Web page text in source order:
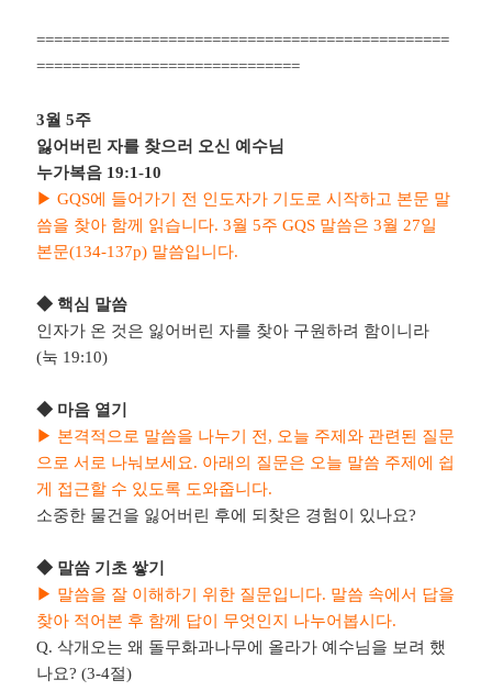
===============================================
==============================
3월5주
잃어버린 자를 찾으러 오신 예수님
누가복음 19:1-10
▶GQS에 들어가기 전 인도자가 기도로 시작하고 본문 말
씀을 찾아 함께 읽습니다. 3월5주GQS 말씀은3월 27일
본문(134-137p) 말씀입니다.
◆ 핵심 말씀
인자가 온 것은 잃어버린 자를 찾아 구원하려 함이니라
(눅 19:10)
◆ 마음 열기
▶ 본격적으로 말씀을 나누기 전, 오늘 주제와 관련된 질문
으로 서로 나눠보세요. 아래의 질문은 오늘 말씀 주제에 쉽
게 접근할 수 있도록 도와줍니다.
소중한 물건을 잃어버린 후에 되찾은 경험이 있나요?
◆ 말씀 기초 쌓기
▶ 말씀을 잘 이해하기 위한 질문입니다. 말씀 속에서 답을
찾아 적어본 후 함께 답이 무엇인지 나누어봅시다.
Q.삭개오는 왜 돌무화과나무에 올라가 예수님을 보려 했
나요? (3-4절)